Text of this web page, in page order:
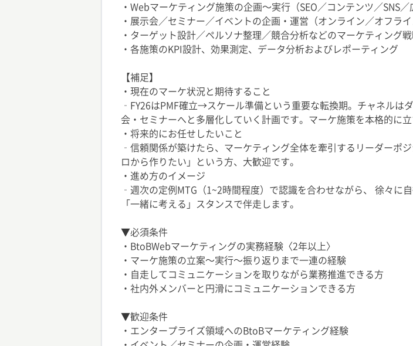
・Webマーケティング施策の企画〜実行（SEO／コンテンツ／SNS／
・展示会／セミナー／イベントの企画・運営（オンライン／オフライ
・ターゲット設計／ペルソナ整理／競合分析などのマーケティング
・各施策のKPI設計、効果測定、データ分析およびレポーティング
【補足】
・現在のマーケ状況と期待すること
‐FY26はPMF確立→スケール準備という重要な転換期。チャネルは
会・セミナーへと多層化していく計画です。マーケ施策を本格的に
・将来的にお任せしたいこと
‐信頼関係が築けたら、マーケティング全体を牽引するリーダーポ
ロから作りたい」という方、大歓迎です。
・進め方のイメージ
‐週次の定例MTG（1~2時間程度）で認識を合わせながら、 徐々に
「一緒に考える」スタンスで伴走します。
▼必須条件
・BtoBWebマーケティングの実務経験〈2年以上〉
・マーケ施策の立案〜実行〜振り返りまで一連の経験
・自走してコミュニケーションを取りながら業務推進できる方
・社内外メンバーと円滑にコミュニケーションできる方
▼歓迎条件
・エンタープライズ領域へのBtoBマーケティング経験